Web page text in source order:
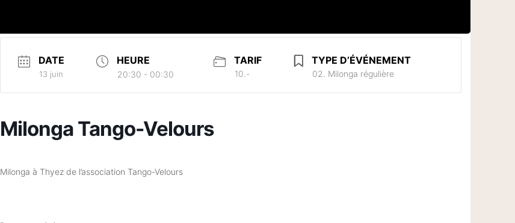
DATE
13 juin
HEURE
20:30 - 00:30
TARIF
10.-
TYPE D’ÉVÉNEMENT
02. Milonga régulière
Milonga Tango-Velours
Milonga à Thyez de l’association Tango-Velours